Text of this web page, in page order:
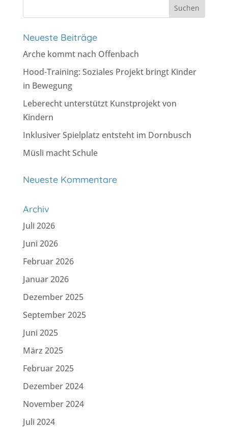
nach:
Neueste Beiträge
Arche kommt nach Offenbach
Hood-Training: Soziales Projekt bringt Kinder
in Bewegung
Leberecht unterstützt Kunstprojekt von
Kindern
Inklusiver Spielplatz entsteht im Dornbusch
Müsli macht Schule
Neueste Kommentare
Archiv
Juli 2026
Juni 2026
Februar 2026
Januar 2026
Dezember 2025
September 2025
Juni 2025
März 2025
Februar 2025
Dezember 2024
November 2024
Juli 2024